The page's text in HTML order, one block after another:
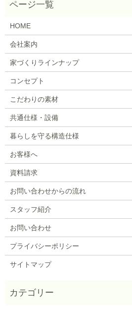
HOME
会社案内
家づくりラインナップ
コンセプト
こだわりの素材
共通仕様・設備
暮らしを守る構造仕様
お客様へ
資料請求
お問い合わせからの流れ
スタッフ紹介
お問い合わせ
プライバシーポリシー
サイトマップ